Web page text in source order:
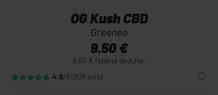
4.9/5 (208 avis)
OG Kush CBD
Greeneo
9.50 €
9.50 € fidélité déduite.